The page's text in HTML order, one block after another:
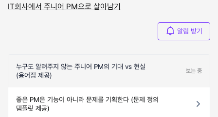
IT회사에서 주니어 PM으로 살아남기
알림 받기
누구도 알려주지 않는 주니어 PM의 기대 vs 현실
(용어집 제공)
보는 중
좋은 PM은 기능이 아니라 문제를 기획한다 (문제 정의
템플릿 제공)